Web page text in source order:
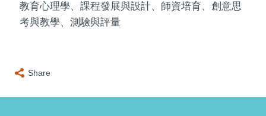
教育心理學、課程發展與設計、師資培育、創意思
考與教學、測驗與評量
Share